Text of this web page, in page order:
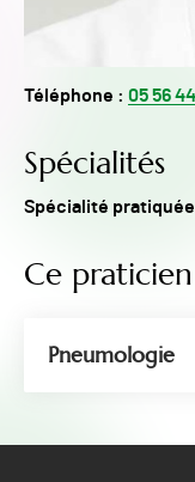
Téléphone : 05 56
Spécialités
Spécialité
Ce
Pneumologie